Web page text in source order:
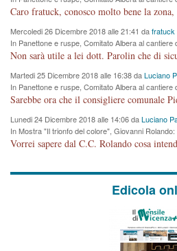
cronoprogramma"
Mercoledi 26 Dicembre 2018 alle 21:41 dafratuck
In Panettone e ruspe, Comitato Albera al
cronoprogramma"
Martedi 25 Dicembre 2018 alle 16:38 daLuciano
In Panettone e ruspe, Comitato Albera al
cronoprogramma"
Lunedi 24 Dicembre 2018 alle 14:06 daLuciano
In Mostra "Il trionfo del colore", Giovanni
Edicola